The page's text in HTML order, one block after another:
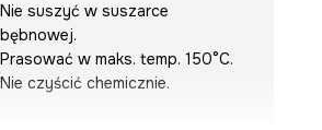
Nie suszyć w suszarce
bębnowej.
Prasować w maks. temp. 150°C.
Nie czyścić chemicznie.